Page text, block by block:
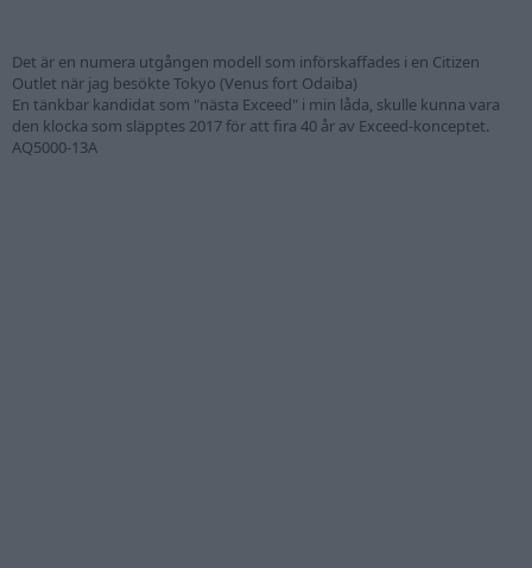
Det är en numera utgången modell som införskaffades i en Citizen
Outlet när jag besökte Tokyo (Venus fort Odaiba)
En tänkbar kandidat som "nästa Exceed" i min låda, skulle kunna vara
den klocka som släpptes 2017 för att fira 40 år av Exceed-konceptet.
AQ5000-13A